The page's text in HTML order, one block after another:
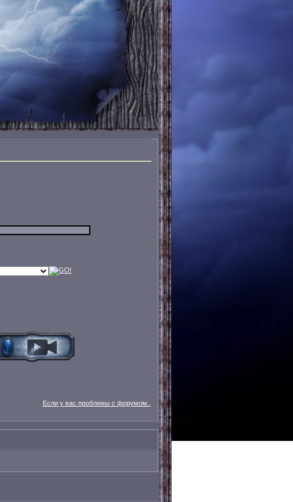
Если у вас проблемы с форумом..